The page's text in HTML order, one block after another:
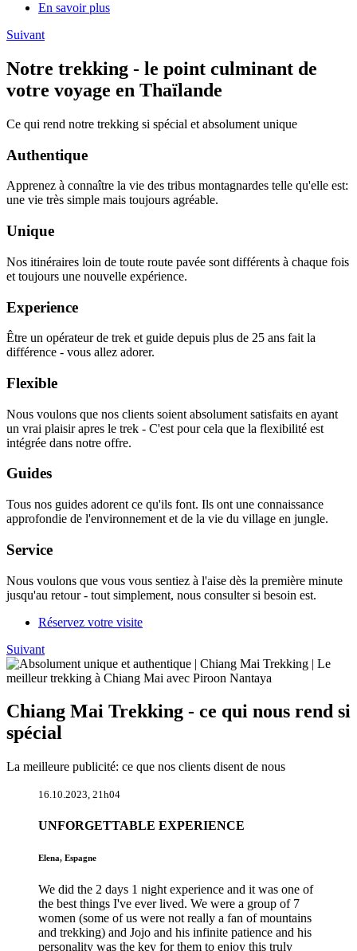
En savoir plus
Suivant
Notre trekking - le point culminant de
votre voyage en Thaïlande
Ce qui rend notre trekking si spécial et absolument unique
Authentique
Apprenez à connaître la vie des tribus montagnardes telle qu'elle est:
une vie très simple mais toujours agréable.
Unique
Nos itinéraires loin de toute route pavée sont différents à chaque fois
et toujours une nouvelle expérience.
Experience
Être un opérateur de trek et guide depuis plus de 25 ans fait la
différence - vous allez adorer.
Flexible
Nous voulons que nos clients soient absolument satisfaits en ayant
un vrai plaisir apres le trek - C'est pour cela que la flexibilité est
intégrée dans notre offre.
Guides
Tous nos guides adorent ce qu'ils font. Ils ont une connaissance
approfondie de l'environnement et de la vie du village en jungle.
Service
Nous voulons que vous vous sentiez à l'aise dès la première minute
jusqu'au retour - tout simplement, nous consulter si besoin est.
Réservez votre visite
Suivant
Chiang Mai Trekking - ce qui nous rend si
spécial
La meilleure publicité: ce que nos clients disent de nous
16.10.2023, 21h04
UNFORGETTABLE EXPERIENCE
Elena, Espagne
We did the 2 days 1 night experience and it was one of
the best things I've ever lived. We were a group of 7
women (some of us were not really a fan of mountains
and trekking) and Jojo and his infinite patience and his
personality was the key for them to enjoy this truly